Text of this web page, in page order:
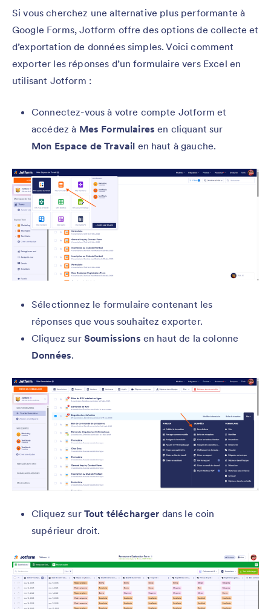
Si vous cherchez une alternative plus performante à
Google Forms, Jotform offre des options de collecte et
d’exportation de données simples. Voici comment
exporter les réponses d’un formulaire vers Excel en
utilisant Jotform :
Connectez-vous à votre compte Jotform et
accédez à Mes Formulaires en cliquant sur
Mon Espace de Travail en haut à gauche.
Sélectionnez le formulaire contenant les
réponses que vous souhaitez exporter.
Cliquez sur Soumissions en haut de la colonne
Données.
Cliquez sur Tout télécharger dans le coin
supérieur droit.